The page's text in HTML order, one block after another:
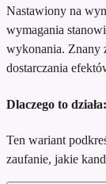
Nastawiony na
wymagania
wykonania. Znany
dostarczania
Dlaczego to działa:
Ten wariant
zaufanie, jakie